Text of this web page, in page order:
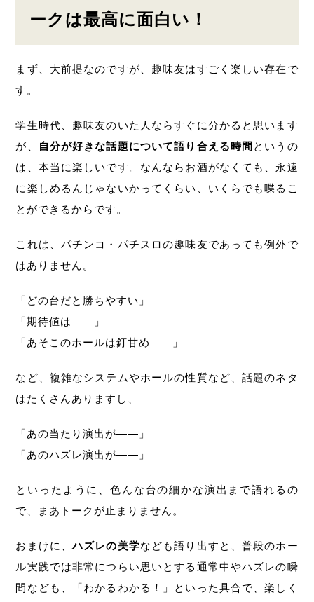
ークは最高に面白い！
まず、大前提なのですが、趣味友はすごく楽しい存在で
す。
学生時代、趣味友のいた人ならすぐに分かると思います
が、
自分が好きな話題について語り合える時間 というの
は、本当に楽しいです。なんならお酒がなくても、永遠
に楽しめるんじゃないかってくらい、いくらでも喋るこ
とができるからです。
これは、パチンコ・パチスロの趣味友であっても例外で
はありません。
「どの台だと勝ちやすい」
「期待値は――」
「あそこのホールは釘甘め――」
など、複雑なシステムやホールの性質など、話題のネタ
はたくさんありますし、
「あの当たり演出が――」
「あのハズレ演出が――」
といったように、色んな台の細かな演出まで語れるの
で、まあトークが止まりません。
おまけに、ハズレの美学なども語り出すと、普段のホー
ル実践では非常につらい思いとする通常中やハズレの瞬
間なども、「わかるわかる！」といった具合で、楽しく